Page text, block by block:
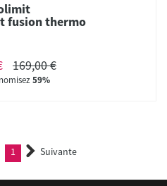
fusion thermo
169,00 €
59%
1 (current)Suivante